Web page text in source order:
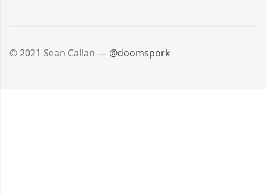
© 2021 Sean Callan — @doomspork